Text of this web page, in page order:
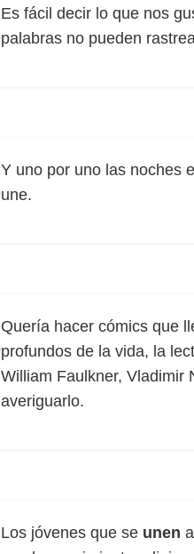
Es fácil decir lo que nos
palabras no pueden
Y uno por uno las noches
une.
Quería hacer cómics que
profundos de la vida, la
William Faulkner, Vladimir
averiguarlo.
Los jóvenes que se unen